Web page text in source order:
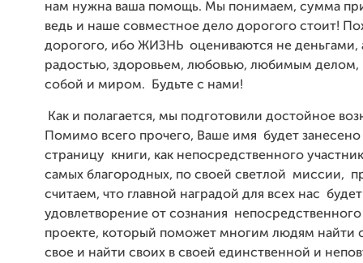
нам нужна ваша помощь. Мы понимаем, сумма
ведь и наше совместное дело дорогого стоит!
дорогого, ибо ЖИЗНЬ оцениваются не деньгами,
радостью, здоровьем, любовью, любимым делом,
собой и миром. Будьте с нами!
Как и полагается, мы подготовили достойное
Помимо всего прочего, Ваше имя будет
страницу книги, как непосредственного
самых благородных, по своей светлой миссии,
считаем, что главной наградой для всех нас будет
удовлетворение от сознания непосредственного
проекте, который поможет многим людям найти
свое и найти своих в своей единственной и